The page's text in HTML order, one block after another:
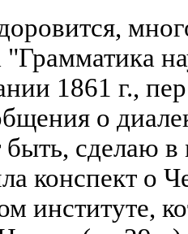
1861 г.,
о
сделаю
конспект о
институте,